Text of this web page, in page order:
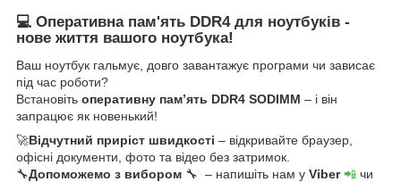
💻 Оперативна пам'ять DDR4 для ноутбуків -
нове життя вашого ноутбука!
Ваш ноутбук гальмує, довго завантажує програми чи зависає
під час роботи?
Встановіть оперативну пам’ять DDR4 SODIMM – і він
запрацює як новенький!
🚀Відчутний приріст швидкості – відкривайте браузер,
офісні документи, фото та відео без затримок.
🔧Допоможемо з вибором 🔧 – напишіть нам у Viber📲 чи